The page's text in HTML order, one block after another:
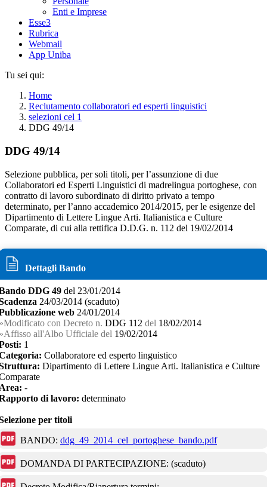
Enti e Imprese
Esse3
Rubrica
Webmail
App Uniba
Tu sei qui:
Home
Reclutamento collaboratori ed esperti linguistici
selezioni cel 1
DDG 49/14
DDG 49/14
Selezione pubblica, per soli titoli, per l’assunzione di due
Collaboratori ed Esperti Linguistici di madrelingua portoghese, con
contratto di lavoro subordinato di diritto privato a tempo
determinato, per l’anno accademico 2014/2015, per le esigenze del
Dipartimento di Lettere Lingue Arti. Italianistica e Culture
Comparate, di cui alla rettifica D.D.G. n. 112 del 19/02/2014
Dettagli Bando
DDG 49 del 23/01/2014
24/03/2014 (scaduto)
web 24/01/2014
Modificato con Decreto n. DDG 112 del 18/02/2014
Affisso all'Albo Ufficiale del 19/02/2014
1
Collaboratore ed esperto linguistico
Dipartimento di Lettere Lingue Arti. Italianistica e Culture
-
di lavoro: determinato
per titoli
BANDO: ddg_49_2014_cel_portoghese_bando.pdf
DOMANDA DI PARTECIPAZIONE: (scaduto)